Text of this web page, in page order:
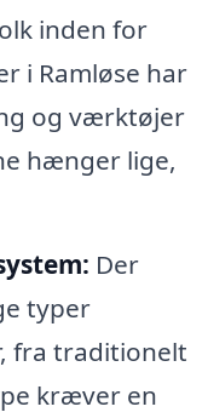
inden for
i Ramløse har
og værktøjer
hænger lige,
Der
typer
fra traditionelt
kræver en